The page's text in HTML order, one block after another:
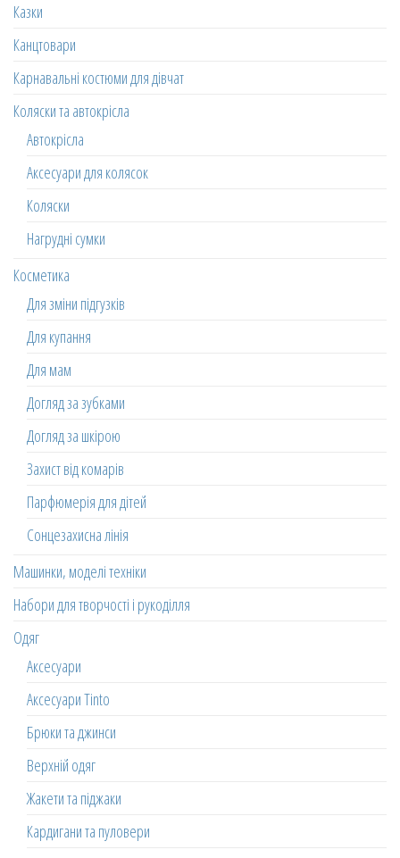
Казки
Канцтовари
Карнавальні костюми для дівчат
Коляски та автокрісла
Автокрісла
Аксесуари для колясок
Коляски
Нагрудні сумки
Косметика
Для зміни підгузків
Для купання
Для мам
Догляд за зубками
Догляд за шкірою
Захист від комарів
Парфюмерія для дітей
Сонцезахисна лінія
Машинки, моделі техніки
Набори для творчості і рукоділля
Одяг
Аксесуари
Аксесуари Tinto
Брюки та джинси
Верхній одяг
Жакети та піджаки
Кардигани та пуловери